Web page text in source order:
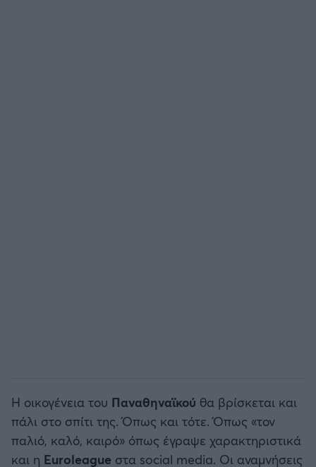
Η οικογένεια του Παναθηναϊκού θα βρίσκεται και
πάλι στο σπίτι της. Όπως και τότε. Όπως «τον
παλιό, καλό, καιρό» όπως έγραψε χαρακτηριστικά
και η Euroleague στα social media. Οι αναμνήσεις